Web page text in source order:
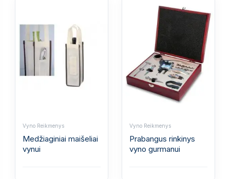
Vyno Reikmenys
Medžiaginiai maišeliai
vynui
Vyno Reikmenys
Prabangus rinkinys
vyno gurmanui